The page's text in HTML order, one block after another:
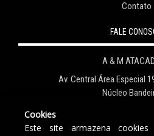
Contato
FALE
A & M
Av. Central Área Especial
Núcleo
Cookies
Este site armazena